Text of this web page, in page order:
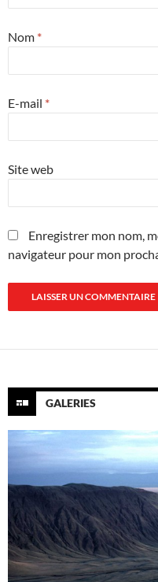
Nom *
E-mail *
Site web
Enregistrer mon nom,
navigateur pour mon
GALERIES